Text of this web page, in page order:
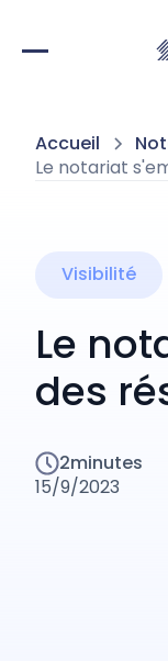
Accueil
Le notariat
Visibilité
Le
des
2minutes
15/9/2023